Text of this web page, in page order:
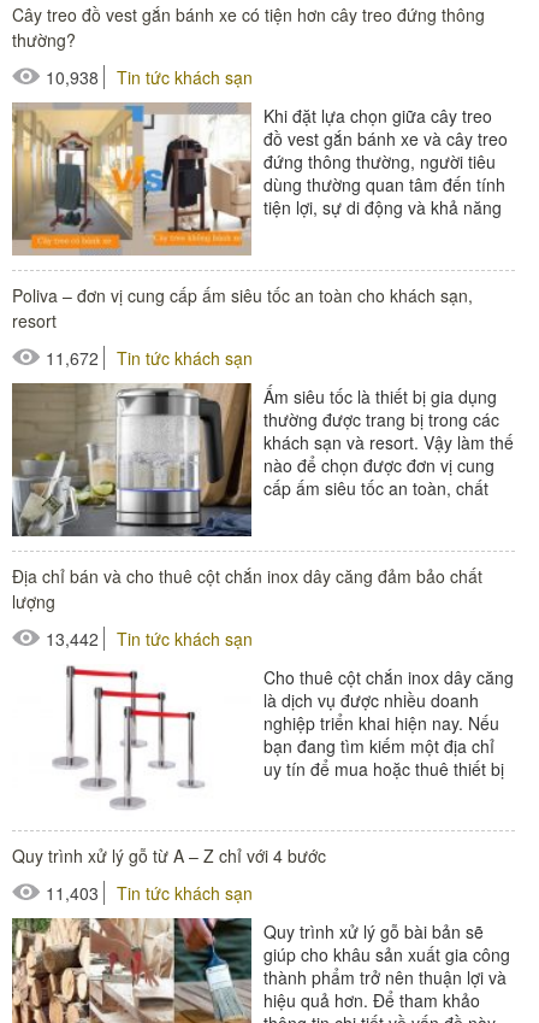
#thùng rác đá
Cây treo đồ vest gắn bánh xe có tiện hơn cây treo đứng thông
thường?
10,938
Tin tức khách sạn
Khi đặt lựa chọn giữa cây treo
đồ vest gắn bánh xe và cây treo
đứng thông thường, người tiêu
dùng thường quan tâm đến tính
tiện lợi, sự di động và khả năng
#cây treo quần áo
Poliva – đơn vị cung cấp ấm siêu tốc an toàn cho khách sạn,
resort
11,672
Tin tức khách sạn
Ấm siêu tốc là thiết bị gia dụng
thường được trang bị trong các
khách sạn và resort. Vậy làm thế
nào để chọn được đơn vị cung
cấp ấm siêu tốc an toàn, chất
Địa chỉ bán và cho thuê cột chắn inox dây căng đảm bảo chất
lượng
13,442
Tin tức khách sạn
Cho thuê cột chắn inox dây căng
là dịch vụ được nhiều doanh
nghiệp triển khai hiện nay. Nếu
bạn đang tìm kiếm một địa chỉ
uy tín để mua hoặc thuê thiết bị
Quy trình xử lý gỗ từ A – Z chỉ với 4 bước
11,403
Tin tức khách sạn
Quy trình xử lý gỗ bài bản sẽ
giúp cho khâu sản xuất gia công
thành phẩm trở nên thuận lợi và
hiệu quả hơn. Để tham khảo